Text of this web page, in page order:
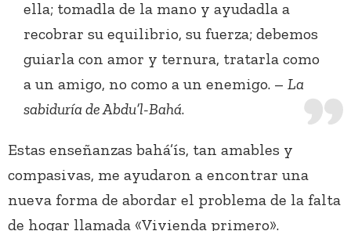
ella; tomadla de la mano y ayudadla a
recobrar su equilibrio, su fuerza; debemos
guiarla con amor y ternura, tratarla como
a un amigo, no como a un enemigo. – La
sabiduría de Abdu’l-Bahá.
Estas enseñanzas bahá’ís, tan amables y
compasivas, me ayudaron a encontrar una
nueva forma de abordar el problema de la falta
de hogar llamada «Vivienda primero».